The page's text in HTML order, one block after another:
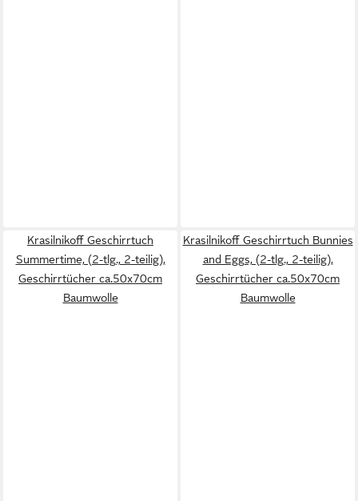
Krasilnikoff Geschirrtuch
Summertime, (2-tlg., 2-teilig),
Geschirrtücher ca.50x70cm
Baumwolle
Krasilnikoff Geschirrtuch Bunnies
and Eggs, (2-tlg., 2-teilig),
Geschirrtücher ca.50x70cm
Baumwolle